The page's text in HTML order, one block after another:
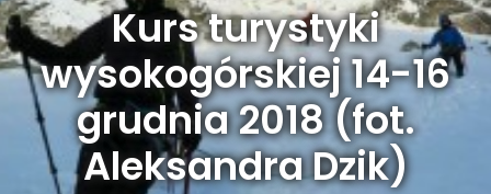
Kurs turystyki
wysokogórskiej 14-16
grudnia 2018 (fot.
Aleksandra Dzik)